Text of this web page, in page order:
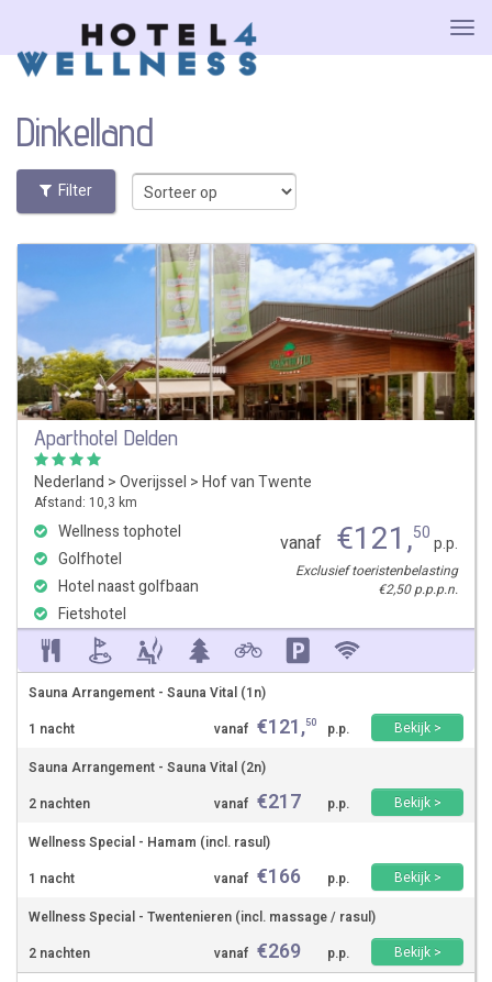
Dinkelland
Filter
Aparthotel Delden
Nederland >Overijssel >Hof van Twente
Afstand: 10,3 km
Wellness tophotel
Golfhotel
Hotel naast golfbaan
Fietshotel
vanaf €121,50p.p.
Exclusief toeristenbelasting
€2,50 p.p.p.n.
Sauna Arrangement - Sauna Vital (1n)
1 nacht
vanaf €121,50 p.p.
Bekijk >
Sauna Arrangement - Sauna Vital (2n)
2 nachten
vanaf €217 p.p.
Bekijk >
Wellness Special - Hamam (incl. rasul)
1 nacht
vanaf €166 p.p.
Bekijk >
Wellness Special - Twentenieren (incl. massage / rasul)
2 nachten
vanaf €269 p.p. Bekijk >